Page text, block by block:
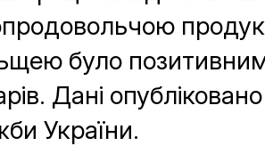
було
Дані
України.